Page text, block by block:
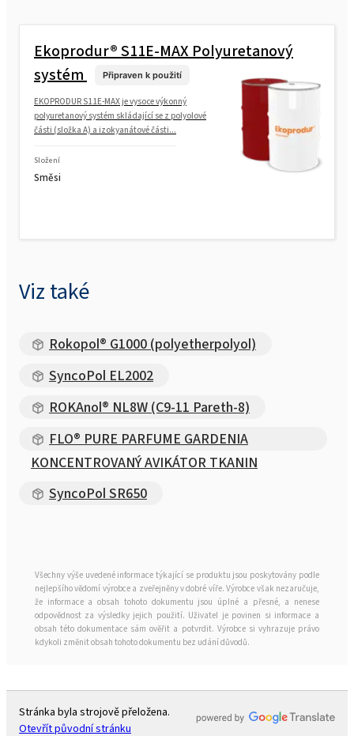
Ekoprodur® S11E-MAX Polyuretanový
systém
Připraven k použití
EKOPRODUR S11E-MAX je vysoce výkonný
polyuretanový systém skládající se z polyolové
části (složka A) a izokyanátové části...
Složení
Směsi
Viz také
Rokopol® G1000 (polyetherpolyol)
SyncoPol EL2002
ROKAnol® NL8W (C9-11 Pareth-8)
FLO® PURE PARFUME GARDENIA
KONCENTROVANÝ AVIKÁTOR TKANIN
SyncoPol SR650
Všechny výše uvedené informace týkající se produktu jsou poskytovány podle
nejlepšího vědomí výrobce a zveřejněny v dobré víře. Výrobce však nezaručuje,
že informace a obsah tohoto dokumentu jsou úplné a přesné, a nenese
odpovědnost za výsledky jejich použití. Uživatel je povinen si informace a
obsah této dokumentace sám ověřit a potvrdit. Výrobce si vyhrazuje právo
kdykoli změnit obsah tohoto dokumentu bez udání důvodů.
Stránka byla strojově přeložena.
Otevřít původní stránku